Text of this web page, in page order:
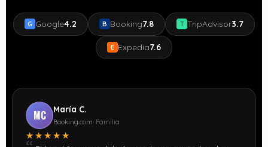
G Google4.2 B Booking7.8 T TripAdvisor3.7
E Expedia7.6
MC María C.
Booking.com· Familia
★★★★★